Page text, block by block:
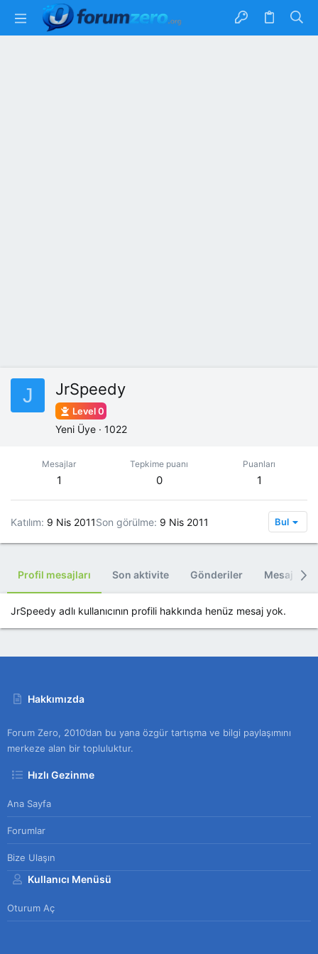
J JrSpeedy
Level 0
Yeni Üye · 1022
Mesajlar
1
Tepkime puanı
0
Puanları
1
Katılım 9 Nis 2011Son görülme 9 Nis 2011 Bul
Profil mesajları Son aktivite Gönderiler Mesaj
JrSpeedy adlı kullanıcının profili hakkında henüz mesaj yok.
Hakkımızda
Forum Zero, 2010’dan bu yana özgür tartışma ve bilgi paylaşımını
merkeze alan bir topluluktur.
Hızlı Gezinme
Ana Sayfa
Forumlar
Bize Ulaşın
Kullanıcı Menüsü
Oturum Aç